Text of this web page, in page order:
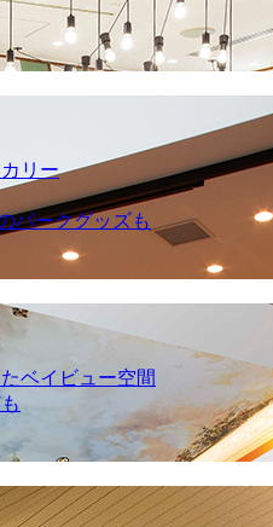
リー
パークグッズも
ベイビュー空間